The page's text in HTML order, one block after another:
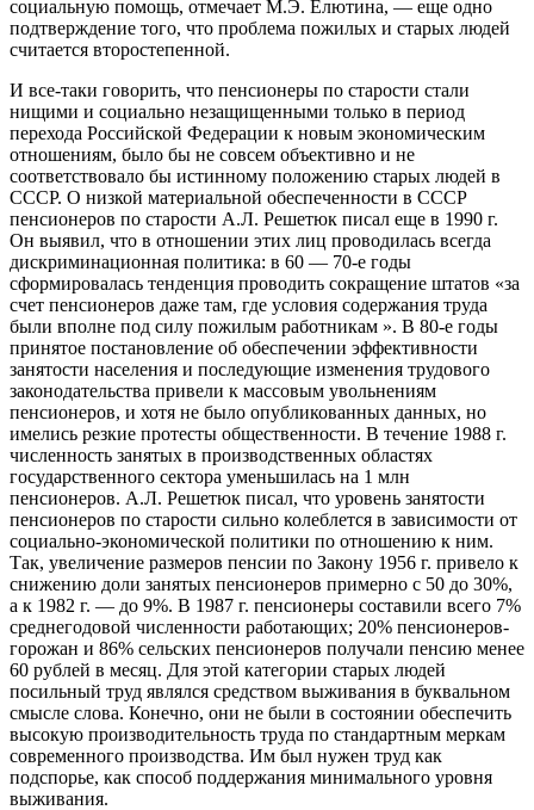
социальную помощь, отмечает М.Э. Елютина, — еще одно
подтверждение того, что проблема пожилых и старых людей
считается второстепенной.
И все-таки говорить, что пенсионеры по старости стали
нищими и социально незащищенными только в период
перехода Российской Федерации к новым экономическим
отношениям, было бы не совсем объективно и не
соответствовало бы истинному положению старых людей в
СССР. О низкой материальной обеспеченности в СССР
пенсионеров по старости А.Л. Решетюк писал еще в 1990 г.
Он выявил, что в отношении этих лиц проводилась всегда
дискриминационная политика: в 60 — 70-е годы
сформировалась тенденция проводить сокращение штатов «за
счет пенсионеров даже там, где условия содержания труда
были вполне под силу пожилым работникам ». В 80-е годы
принятое постановление об обеспечении эффективности
занятости населения и последующие изменения трудового
законодательства привели к массовым увольнениям
пенсионеров, и хотя не было опубликованных данных, но
имелись резкие протесты общественности. В течение 1988 г.
численность занятых в производственных областях
государственного сектора уменьшилась на 1 млн
пенсионеров. А.Л. Решетюк писал, что уровень занятости
пенсионеров по старости сильно колеблется в зависимости от
социально-экономической политики по отношению к ним.
Так, увеличение размеров пенсии по Закону 1956 г. привело к
снижению доли занятых пенсионеров примерно с 50 до 30%,
а к 1982 г. — до 9%. В 1987 г. пенсионеры составили всего 7%
среднегодовой численности работающих; 20% пенсионеров-
горожан и 86% сельских пенсионеров получали пенсию менее
60 рублей в месяц. Для этой категории старых людей
посильный труд являлся средством выживания в буквальном
смысле слова. Конечно, они не были в состоянии обеспечить
высокую производительность труда по стандартным меркам
современного производства. Им был нужен труд как
подспорье, как способ поддержания минимального уровня
выживания.